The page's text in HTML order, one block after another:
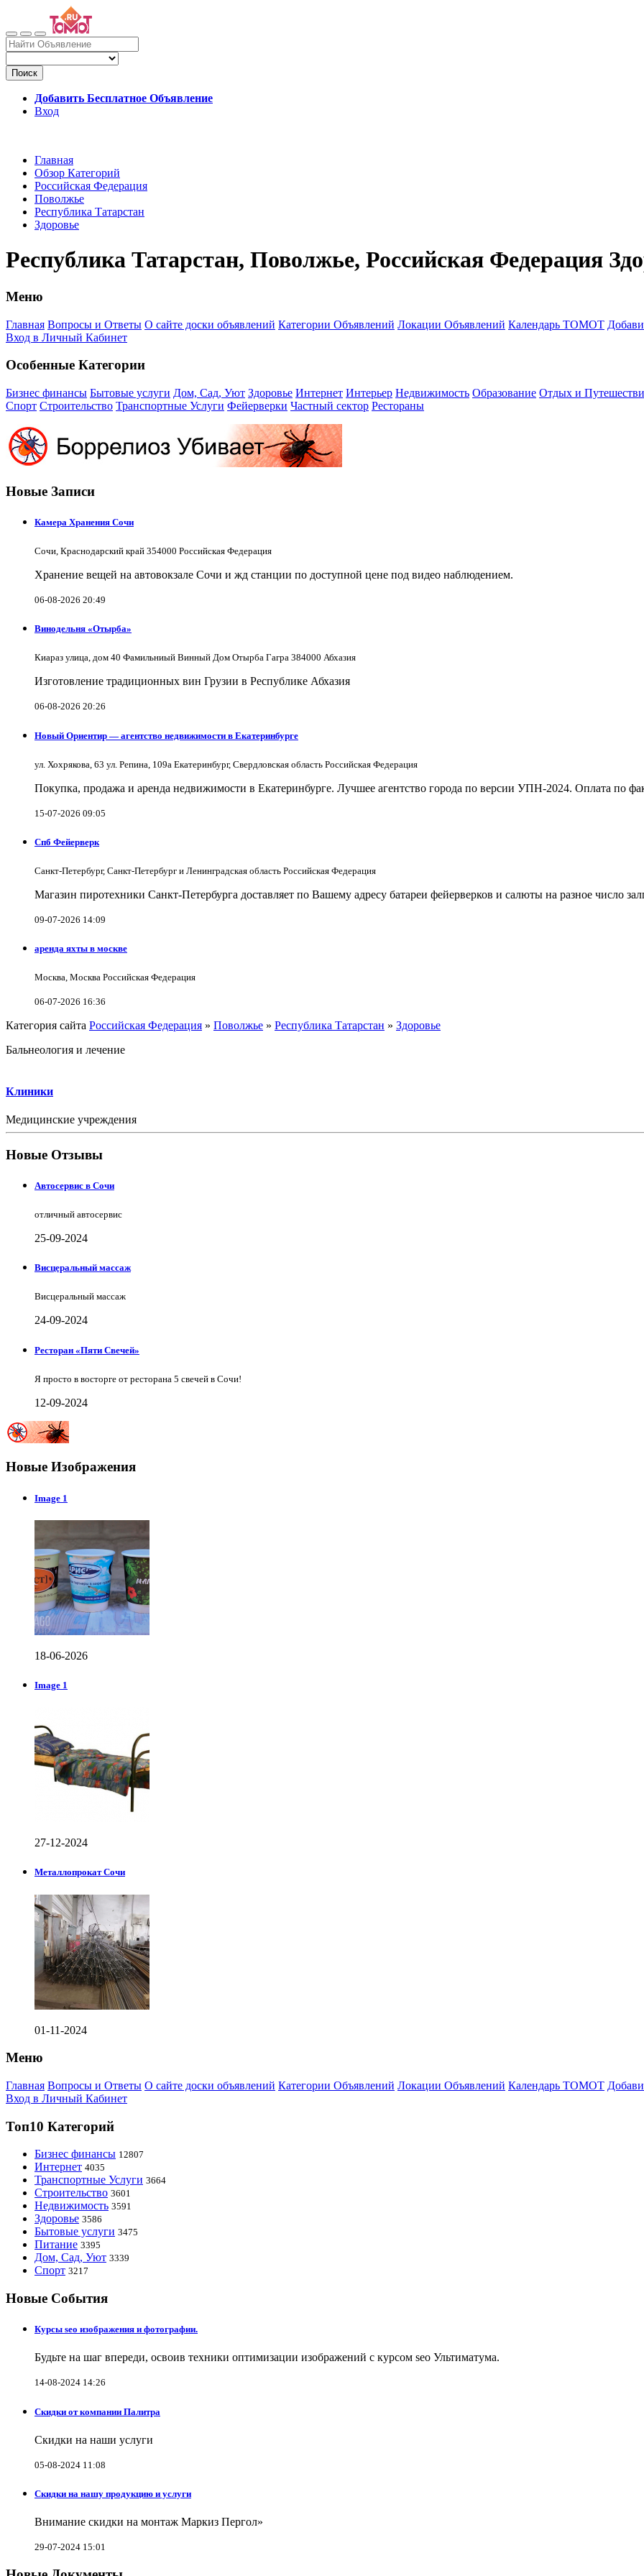
Поиск
Добавить Бесплатное Объявление
Вход
Главная
Обзор Категорий
Российская Федерация
Поволжье
Республика Татарстан
Здоровье
Республика Татарстан, Поволжье, Российская Федерация
Меню
Главная Вопросы и Ответы О сайте доски объявлений Категории Объявлений Локации Объявлений Календарь ТОМОТ
Вход в Личный Кабинет
Особенные Категории
Бизнес финансы Бытовые услуги Дом, Сад, Уют Здоровье Интернет Интерьер Недвижимость Образование Отдых и
Спорт Строительство Транспортные Услуги Фейерверки Частный сектор Рестораны
Новые Записи
Камера Хранения Сочи
Сочи, Краснодарский край 354000 Российская Федерация
Хранение вещей на автовокзале Сочи и жд станции по доступной цене под видео наблюдением.
06-08-2026 20:49
Винодельня «Отырба»
Киараз улица, дом 40 Фамильниый Винный Дом Отырба Гагра 384000 Абхазия
Изготовление традиционных вин Грузии в Республике Абхазия
06-08-2026 20:26
Новый Ориентир — агентство недвижимости в Екатеринбурге
ул. Хохрякова, 63 ул. Репина, 109a Екатеринбург, Свердловская область Российская Федерация
Покупка, продажа и аренда недвижимости в Екатеринбурге. Лучшее агентство города по версии УПН-2024. Оплата по
15-07-2026 09:05
Спб Фейерверк
Санкт-Петербург, Санкт-Петербург и Ленинградская область Российская Федерация
Магазин пиротехники Санкт-Петербурга доставляет по Вашему адресу батареи фейерверков и салюты на разное число
09-07-2026 14:09
аренда яхты в москве
Москва, Москва Российская Федерация
06-07-2026 16:36
Категория сайта Российская Федерация » Поволжье » Республика Татарстан » Здоровье
Бальнеология и лечение
Клиники
Медицинские учреждения
Новые Отзывы
Автосервис в Сочи
отличный автосервис
25-09-2024
Висцеральный массаж
Висцеральный массаж
24-09-2024
Ресторан «Пяти Свечей»
Я просто в восторге от ресторана 5 свечей в Сочи!
12-09-2024
Новые Изображения
Image 1
18-06-2026
Image 1
27-12-2024
Металлопрокат Сочи
01-11-2024
Меню
Главная Вопросы и Ответы О сайте доски объявлений Категории Объявлений Локации Объявлений Календарь ТОМОТ
Вход в Личный Кабинет
Топ10 Категорий
Бизнес финансы 12807
Интернет 4035
Транспортные Услуги 3664
Строительство 3601
Недвижимость 3591
Здоровье 3586
Бытовые услуги 3475
Питание 3395
Дом, Сад, Уют 3339
Спорт 3217
Новые События
Курсы seo изображения и фотографии.
Будьте на шаг впереди, освоив техники оптимизации изображений с курсом seo Ультиматума.
14-08-2024 14:26
Скидки от компании Палитра
Скидки на наши услуги
05-08-2024 11:08
Скидки на нашу продукцию и услуги
Внимание скидки на монтаж Маркиз Пергол»
29-07-2024 15:01